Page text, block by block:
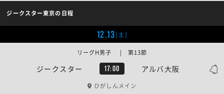
ジークスター東京の日程
12.13[土]
ジークスター 17:00 アルバ大阪
リーグH男子 | 第13節
ひがしんメイン